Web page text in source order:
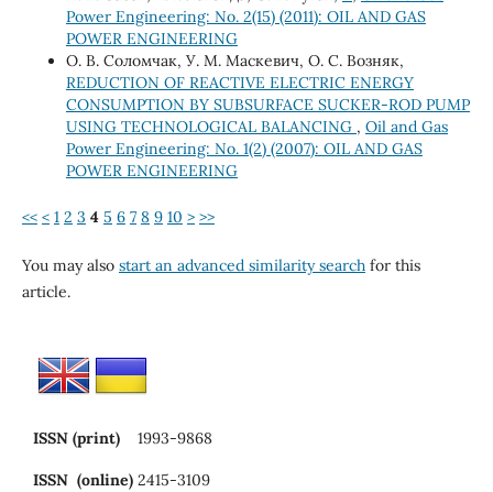
Power Engineering: No. 2(15) (2011): OIL AND GAS
POWER ENGINEERING
О. В. Соломчак, У. М. Маскевич, О. С. Возняк,
REDUCTION OF REACTIVE ELECTRIC ENERGY
CONSUMPTION BY SUBSURFACE SUCKER-ROD PUMP
USING TECHNOLOGICAL BALANCING , Oil and Gas
Power Engineering: No. 1(2) (2007): OIL AND GAS
POWER ENGINEERING
<< < 1 2 3 4 5 6 7 8 9 10 > >>
You may also start an advanced similarity searchfor this
article.
ISSN (print) 1993-9868
ISSN (online) 2415-3109